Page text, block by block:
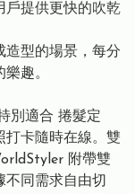
戶提供更快的吹乾
造型的場景，每分
趣。
別適合 捲髮定
打卡隨時在線。雙
附帶雙
同需求⾃由切